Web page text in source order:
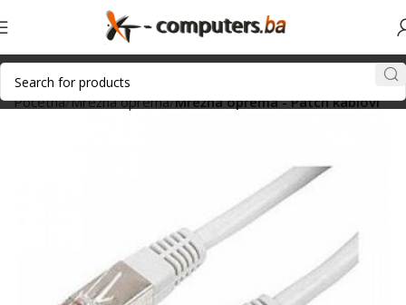
Početna Mrežna oprema Mrežna oprema - Patch kablovi